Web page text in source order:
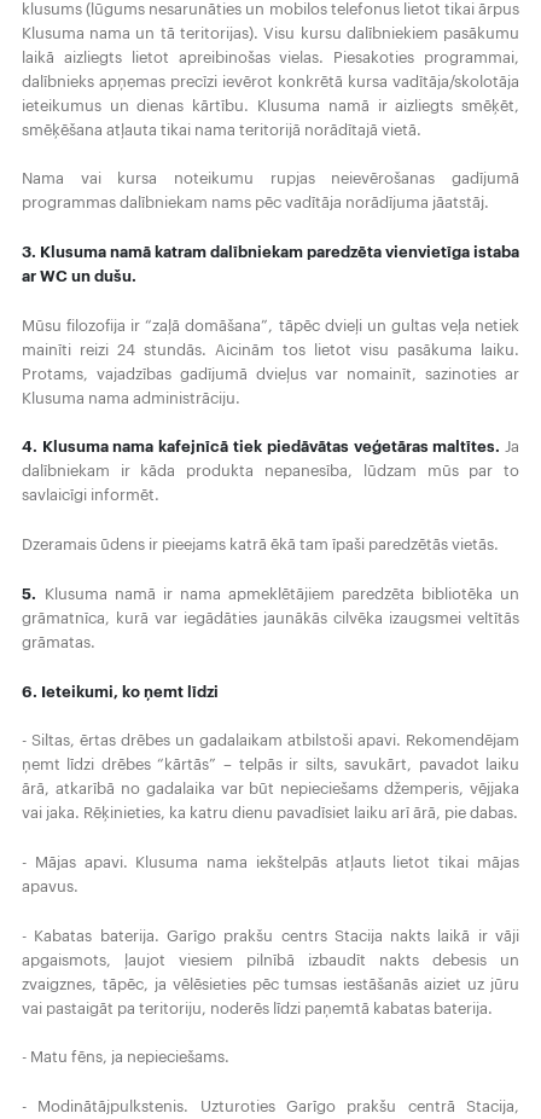
klusums (lūgums nesarunāties un mobilos telefonus lietot tikai ārpus
Klusuma nama un tā teritorijas). Visu kursu dalībniekiem pasākumu
laikā aizliegts lietot apreibinošas vielas. Piesakoties programmai,
dalībnieks apņemas precīzi ievērot konkrētā kursa vadītāja/skolotāja
ieteikumus un dienas kārtību. Klusuma namā ir aizliegts smēķēt,
smēķēšana atļauta tikai nama teritorijā norādītajā vietā.
Nama vai kursa noteikumu rupjas neievērošanas gadījumā
programmas dalībniekam nams pēc vadītāja norādījuma jāatstāj.
3. Klusuma namā katram dalībniekam paredzēta vienvietīga istaba
ar WC un dušu.
Mūsu filozofija ir “zaļā domāšana”, tāpēc dvieļi un gultas veļa netiek
mainīti reizi 24 stundās. Aicinām tos lietot visu pasākuma laiku.
Protams, vajadzības gadījumā dvieļus var nomainīt, sazinoties ar
Klusuma nama administrāciju.
4. Klusuma nama kafejnīcā tiek piedāvātas veģetāras maltītes. Ja
dalībniekam ir kāda produkta nepanesība, lūdzam mūs par to
savlaicīgi informēt.
Dzeramais ūdens ir pieejams katrā ēkā tam īpaši paredzētās vietās.
5. Klusuma namā ir nama apmeklētājiem paredzēta bibliotēka un
grāmatnīca, kurā var iegādāties jaunākās cilvēka izaugsmei veltītās
grāmatas.
6. Ieteikumi, ko ņemt līdzi
- Siltas, ērtas drēbes un gadalaikam atbilstoši apavi. Rekomendējam
ņemt līdzi drēbes “kārtās” – telpās ir silts, savukārt, pavadot laiku
ārā, atkarībā no gadalaika var būt nepieciešams džemperis, vējjaka
vai jaka. Rēķinieties, ka katru dienu pavadīsiet laiku arī ārā, pie dabas.
- Mājas apavi. Klusuma nama iekštelpās atļauts lietot tikai mājas
apavus.
- Kabatas baterija. Garīgo prakšu centrs Stacija nakts laikā ir vāji
apgaismots, ļaujot viesiem pilnībā izbaudīt nakts debesis un
zvaigznes, tāpēc, ja vēlēsieties pēc tumsas iestāšanās aiziet uz jūru
vai pastaigāt pa teritoriju, noderēs līdzi paņemtā kabatas baterija.
- Matu fēns, ja nepieciešams.
- Modinātājpulkstenis. Uzturoties Garīgo prakšu centrā Stacija,